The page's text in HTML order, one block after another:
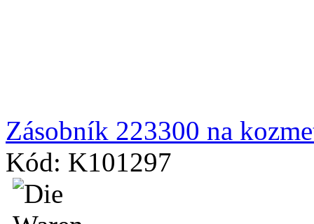
Zásobník 223300 na
Kód: K101297